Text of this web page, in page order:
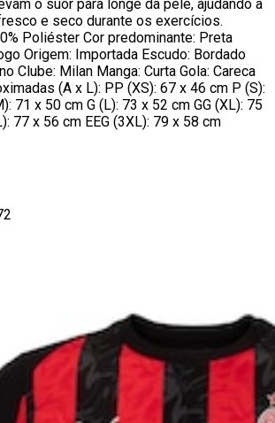
o suor para longe da pele, ajudando a
e seco durante os exercícios.
Poliéster Cor predominante: Preta
Origem: Importada Escudo: Bordado
Clube: Milan Manga: Curta Gola: Careca
(A x L): PP (XS): 67 x 46 cm P (S):
71 x 50 cm G (L): 73 x 52 cm GG (XL): 75
77 x 56 cm EEG (3XL): 79 x 58 cm